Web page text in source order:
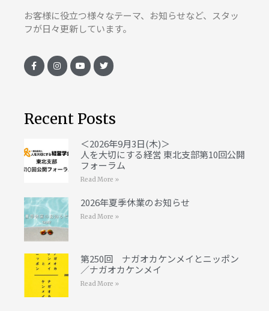
お客様に役立つ様々なテーマ、お知らせなど、スタッ
フが日々更新しています。
Recent Posts
＜2026年9月3日(木)＞
人を大切にする経営 東北支部第10回公開
フォーラム
Read More »
2026年夏季休業のお知らせ
Read More »
第250回 ナガオカケンメイとニッポン
／ナガオカケンメイ
Read More »